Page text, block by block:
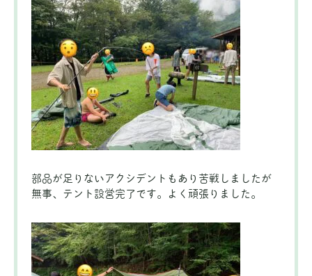
部品が足りないアクシデントもあり苦戦しましたが
無事、テント設営完了です。よく頑張りました。